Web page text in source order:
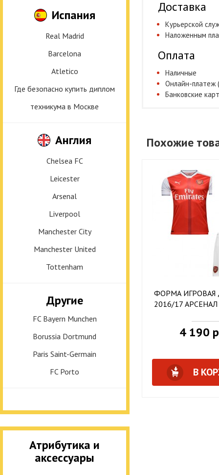
Испания
Real Madrid
Barcelona
Atletico
Где безопасно купить диплом
техникума в Москве
Англия
Chelsea FC
Leicester
Arsenal
Liverpool
Manchester City
Manchester United
Tottenham
Другие
FC Bayern Munchen
Borussia Dortmund
Paris Saint-Germain
FC Porto
Атрибутика и
аксессуары
Доставка
Курьерской
Наложенным
Оплата
Наличные
Онлайн-платеж
Банковские
Похожие
ФОРМА
2016/17
4 190
В